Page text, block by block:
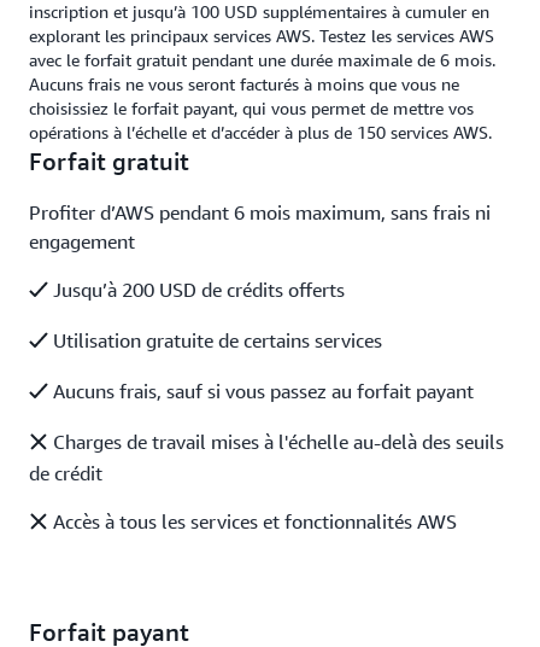
inscription et jusqu’à 100 USD supplémentaires à cumuler en
explorant les principaux services AWS. Testez les services AWS
avec le forfait gratuit pendant une durée maximale de 6 mois.
Aucuns frais ne vous seront facturés à moins que vous ne
choisissiez le forfait payant, qui vous permet de mettre vos
opérations à l’échelle et d’accéder à plus de 150 services AWS.
Forfait gratuit
Profiter d’AWS pendant 6 mois maximum, sans frais ni
engagement
Jusqu’à 200 USD de crédits offerts
Utilisation gratuite de certains services
Aucuns frais, sauf si vous passez au forfait payant
Charges de travail mises à l'échelle au-delà des seuils
de crédit
Accès à tous les services et fonctionnalités AWS
Forfait payant